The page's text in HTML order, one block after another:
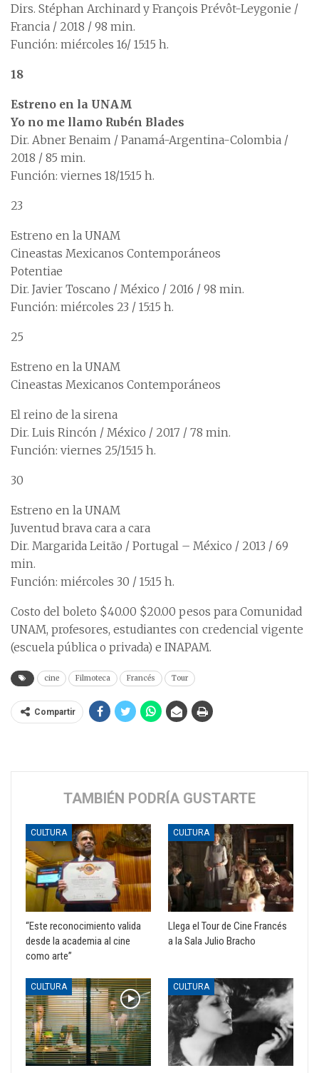
Dirs. Stéphan Archinard y François Prévôt-Leygonie /
Francia / 2018 / 98 min.
Función: miércoles 16/ 15:15 h.
18
Estreno en la UNAM
Yo no me llamo Rubén Blades
Dir. Abner Benaim / Panamá-Argentina-Colombia /
2018 / 85 min.
Función: viernes 18/15:15 h.
23
Estreno en la UNAM
Cineastas Mexicanos Contemporáneos
Potentiae
Dir. Javier Toscano / México / 2016 / 98 min.
Función: miércoles 23 / 15:15 h.
25
Estreno en la UNAM
Cineastas Mexicanos Contemporáneos
El reino de la sirena
Dir. Luis Rincón / México / 2017 / 78 min.
Función: viernes 25/15:15 h.
30
Estreno en la UNAM
Juventud brava cara a cara
Dir. Margarida Leitão / Portugal – México / 2013 / 69
min.
Función: miércoles 30 / 15:15 h.
Costo del boleto $40.00 $20.00 pesos para Comunidad
UNAM, profesores, estudiantes con credencial vigente
(escuela pública o privada) e INAPAM.
cine Filmoteca Francés Tour
Compartir
TAMBIÉN PODRÍA GUSTARTE
CULTURA
“Este reconocimiento valida
desde la academia al cine
como arte”
CULTURA
Llega el Tour de Cine Francés
a la Sala Julio Bracho
CULTURA CULTURA